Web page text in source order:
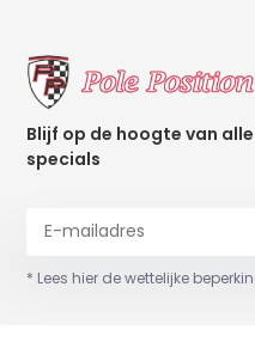
Blijf op de hoogte van
specials
* Lees hier de wettelijke